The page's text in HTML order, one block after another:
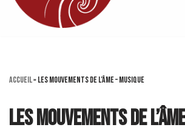
Accueil»Les Mouvements de l’âme – Musique
Les Mouvements de